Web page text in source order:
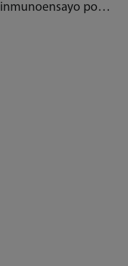
inmunoensayo por